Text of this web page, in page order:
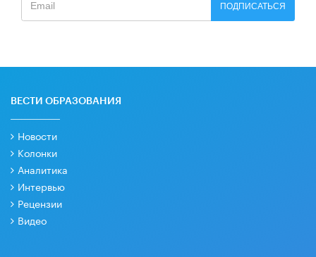
ПОДПИСАТЬСЯ
ВЕСТИ ОБРАЗОВАНИЯ
Новости
Колонки
Аналитика
Интервью
Рецензии
Видео